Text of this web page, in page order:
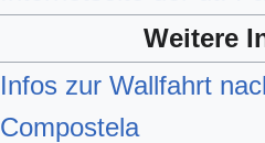
Weitere
Infos zur Wallfahrt
Compostela